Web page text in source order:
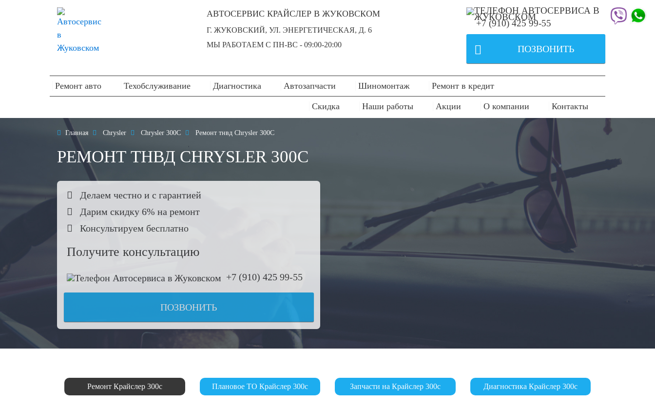
АВТОСЕРВИС КРАЙСЛЕР В ЖУКОВСКОМ
Г. ЖУКОВСКИЙ, УЛ. ЭНЕРГЕТИЧЕСКАЯ, Д. 6
МЫ РАБОТАЕМ С ПН-ВC - 09:00-20:00
+7 (910) 425 99-55
 ПОЗВОНИТЬ
Ремонт авто Техобслуживание Диагностика Автозапчасти Шиномонтаж Ремонт в кредит
Скидка Наши работы Акции О компании Контакты
 Главная  Chrysler  Chrysler 300C  Ремонт тнвд Chrysler 300C
РЕМОНТ ТНВД CHRYSLER 300C
 Делаем честно и с гарантией
 Дарим скидку 6% на ремонт
 Консультируем бесплатно
Получите консультацию
+7 (910) 425 99-55
ПОЗВОНИТЬ
Ремонт Крайслер 300с Плановое ТО Крайслер 300с Запчасти на Крайслер 300с Диагностика Крайслер 300с